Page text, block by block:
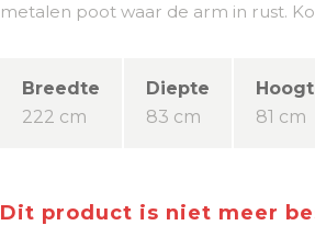
metalen poot waar de arm in rust.
Breedte
222 cm
Diepte
83 cm
81 cm
Dit product is niet meer